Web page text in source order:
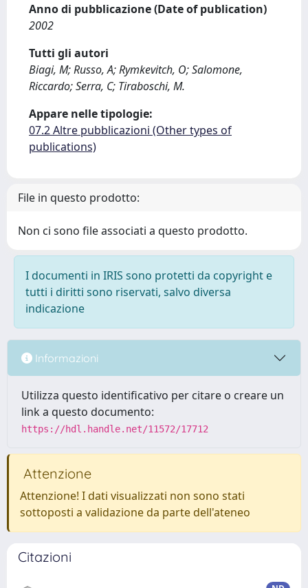
Anno di pubblicazione (Date of publication)
2002
Tutti gli autori
Biagi, M; Russo, A; Rymkevitch, O; Salomone,
Riccardo; Serra, C; Tiraboschi, M.
Appare nelle tipologie:
07.2 Altre pubblicazioni (Other types of
publications)
File in questo prodotto:
Non ci sono file associati a questo prodotto.
I documenti in IRIS sono protetti da copyright e
tutti i diritti sono riservati, salvo diversa
indicazione
Informazioni
Utilizza questo identificativo per citare o creare un
link a questo documento:
https://hdl.handle.net/11572/17712
Attenzione
Attenzione! I dati visualizzati non sono stati
sottoposti a validazione da parte dell'ateneo
Citazioni